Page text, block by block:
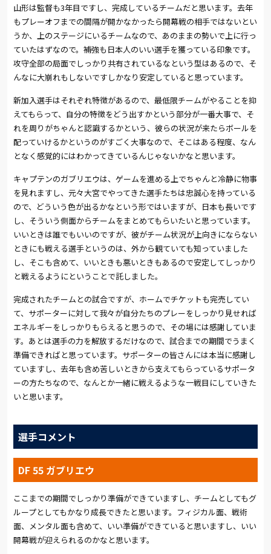
山形は監督も3年目ですし、完成しているチームだと思います。去年
もプレーオフまでの間隔が開かなかったら開幕戦の相手ではないとい
うか、上のステージにいるチームなので、あのままの勢いで上に行っ
ていたはずなので。補強も日本人のいい選手を獲っている印象です。
攻守全部の局面でしっかり共有されているなという型はあるので、そ
んなに大崩れもしないですしかなり安定していると思っています。
新加入選手はそれぞれ特徴があるので、最低限チームがやることを抑
えてもらって、自分の特徴をどう出すかという部分が一番大事で、そ
れを周りがちゃんと認識するかという、彼らの状況が来たらボールを
配っていけるかというのがすごく大事なので、そこはある程度、なん
となく感覚的にはわかってきているんじゃないかなと思います。
キャプテンのガブリエウは、ゲームを進める上でちゃんと冷静に物事
を見れますし、元々大宮でやってきた選手たちは忠誠心を持っている
ので、どういう色が出るかなという形ではいますが、日本も長いです
し、そういう側面からチームをまとめてもらいたいと思っています。
いいときは誰でもいいのですが、彼がチーム状況が上向きにならない
ときにも戦える選手というのは、外から観ていても知っていました
し、そこも含めて、いいときも悪いときもあるので安定してしっかり
と戦えるようにということで託しました。
完成されたチームとの試合ですが、ホームでチケットも完売してい
て、サポーターに対して我々が自分たちのプレーをしっかり見せれば
エネルギーをしっかりもらえると思うので、その場には感謝していま
す。あとは選手の力を解放するだけなので、試合までの期間でうまく
準備できればと思っています。サポーターの皆さんには本当に感謝し
ていますし、去年も含め苦しいときから支えてもらっているサポータ
ーの方たちなので、なんとか一緒に戦えるような一戦目にしていきた
いと思います。
選手コメント
DF 55 ガブリエウ
ここまでの期間でしっかり準備ができていますし、チームとしてもグ
ループとしてもかなり成長できたと思います。フィジカル面、戦術
面、メンタル面も含めて、いい準備ができていると思いますし、いい
開幕戦が迎えられるのかなと思います。